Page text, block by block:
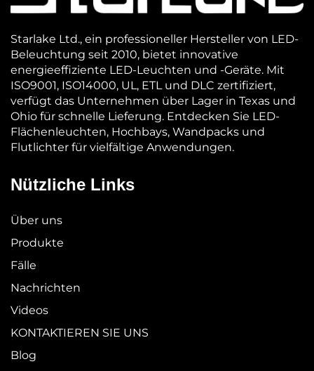
Starlake Ltd., ein professioneller Hersteller von LED-
Beleuchtung seit 2010, bietet innovative
energieeffiziente LED-Leuchten und -Geräte. Mit
ISO9001, ISO14000, UL, ETL und DLC zertifiziert,
verfügt das Unternehmen über Lager in Texas und
Ohio für schnelle Lieferung. Entdecken Sie LED-
Flächenleuchten, Hochbays, Wandpacks und
Flutlichter für vielfältige Anwendungen.
Nützliche Links
Über uns
Produkte
Fälle
Nachrichten
Videos
KONTAKTIEREN SIE UNS
Blog